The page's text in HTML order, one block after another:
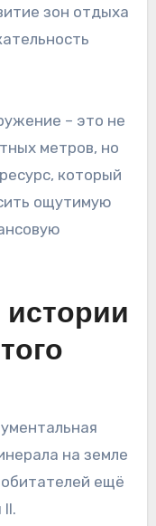
зон отдыха
– это не
метров, но
который
ощутимую
истории
на земле
ещё